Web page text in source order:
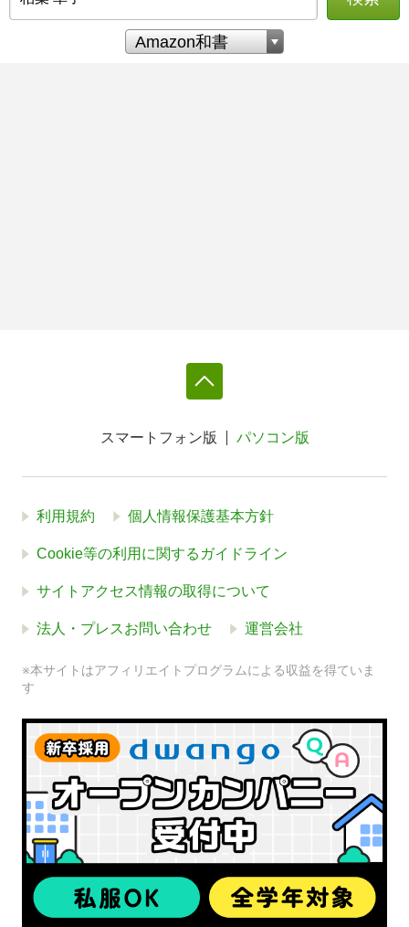
スマートフォン版 パソコン版
利用規約 個人情報保護基本方針
Cookie等の利用に関するガイドライン
サイトアクセス情報の取得について
法人・プレスお問い合わせ 運営会社
※本サイトはアフィリエイトプログラムによる収益を得ていま
す